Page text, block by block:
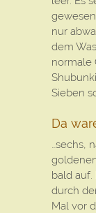
nur
dem
normale
Sieben
Da
…sechs,
bald
durch
Mal vor